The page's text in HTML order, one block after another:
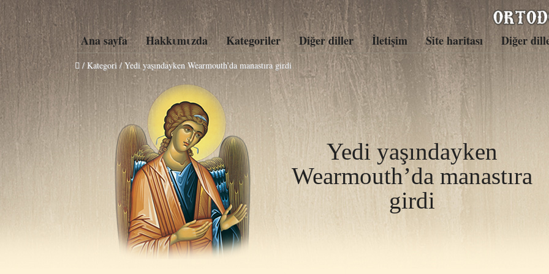
Ana sayfa Hakkιmιzda Kategoriler Diğer diller İletişim Site haritası Diğer
/ Kategori / Yedi yaşındayken Wearmouth’da manastıra girdi
Yedi yaşındayken
Wearmouth’da manastıra
girdi